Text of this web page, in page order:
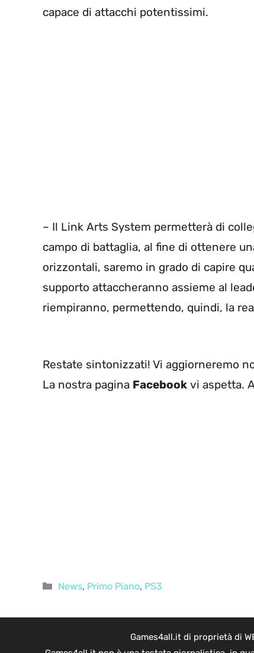
capace di attacchi potentissimi.
– Il Link Arts System permetterà di
campo di battaglia, al fine di ottenere
orizzontali, saremo in grado di capire
supporto attaccheranno assieme al
riempiranno, permettendo, quindi, la
Restate sintonizzati! Vi aggiorneremo
La nostra pagina Facebook vi aspetta.
Categorie
News, Primo Piano, PS3
Games4all.it di proprietà di